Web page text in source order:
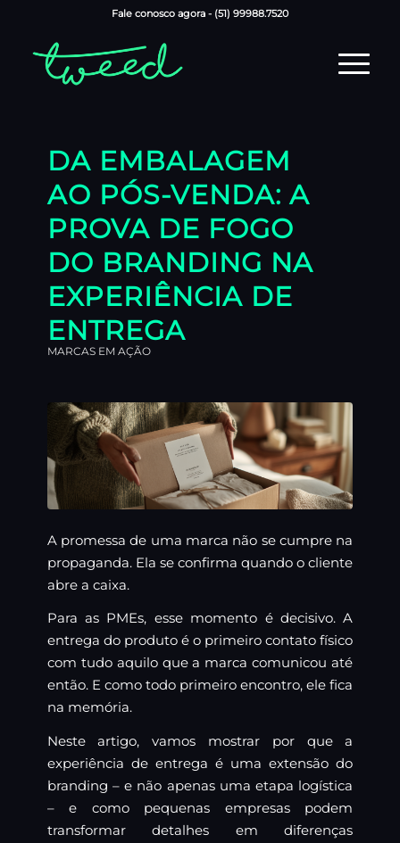
Fale conosco agora - (51) 99988.7520
DA EMBALAGEM
AO PÓS-VENDA: A
PROVA DE FOGO
DO BRANDING NA
EXPERIÊNCIA DE
ENTREGA
MARCAS EM AÇÃO
A promessa de uma marca não se cumpre na
propaganda. Ela se confirma quando o cliente
abre a caixa.
Para as PMEs, esse momento é decisivo. A
entrega do produto é o primeiro contato físico
com tudo aquilo que a marca comunicou até
então. E como todo primeiro encontro, ele fica
na memória.
Neste artigo, vamos mostrar por que a
experiência de entrega é uma extensão do
branding – e não apenas uma etapa logística
– e como pequenas empresas podem
transformar detalhes em diferenças